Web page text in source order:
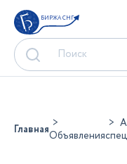
БИРЖА СНГ
ГлавнаяОбъявления